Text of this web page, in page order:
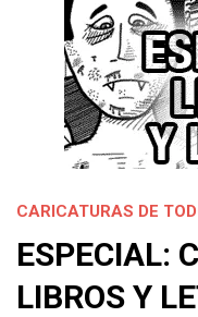
CARICATURAS DE
ESPECIAL:
LIBROS Y